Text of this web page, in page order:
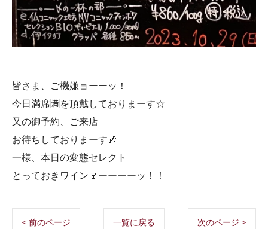
皆さま、ご機嫌ョーーッ！
今日満席🈵を頂戴しておりまーす☆
又の御予約、ご来店
お待ちしておりまーす🎶
一様、本日の変態セレクト
とっておきワイン🍷ーーーーッ！！
< 前のページ 一覧に戻る 次のページ >